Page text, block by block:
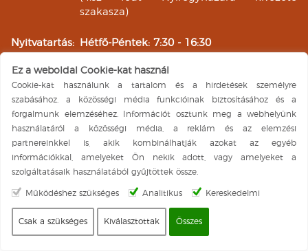
szakasza)
Nyitvatartás:
Hétfő-Péntek: 7:30 - 16:30
Vasárnap: ZÁRVA
Szombat: 8:00 - 11:00
Facebook elérhetőségünk
A weboldal üzemeltetője a Steel-Lemez Kft. Minden jog
fenntartva ©
CSMSv7.4.13 | build 3.1 |©Coimbra ITS
Ez a weboldal Cookie-kat használ
Cookie-kat használunk a tartalom és a hirdetések személyre
szabásához, a közösségi média funkcióinak biztosításához és a
forgalmunk elemzéséhez. Információt osztunk meg a webhelyünk
használatáról a közösségi média, a reklám és az elemzési
partnereinkkel is, akik kombinálhatják azokat az egyéb
információkkal, amelyeket Ön nekik adott, vagy amelyeket a
szolgáltatásaik használatából gyűjtöttek össze.
Működéshez szükséges Analitikus Kereskedelmi